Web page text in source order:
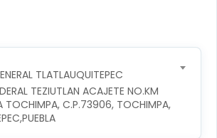
TLATLAUQUITEPEC
TEZIUTLAN ACAJETE NO.KM
TOCHIMPA, C.P.73906, TOCHIMPA,